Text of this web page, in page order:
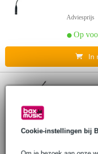
Cookie-instellingen bij
Adviesprijs
Op
In
Adviesprijs